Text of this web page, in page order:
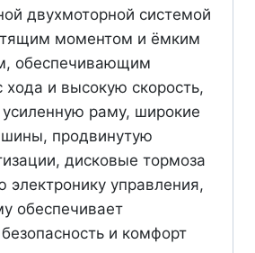
двухмоторной системой
моментом и ёмким
обеспечивающим
хода и высокую скорость,
раму, широкие
продвинутую
дисковые тормоза
электронику управления,
обеспечивает
и комфорт